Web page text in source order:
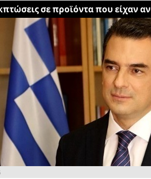
σε προϊόντα που είχαν